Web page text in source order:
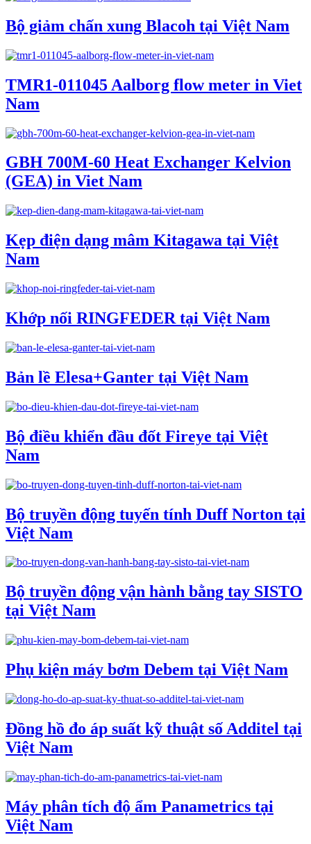
Bộ giảm chấn xung Blacoh tại Việt Nam
TMR1-011045 Aalborg flow meter in Viet
Nam
GBH 700M-60 Heat Exchanger Kelvion
(GEA) in Viet Nam
Kẹp điện dạng mâm Kitagawa tại Việt
Nam
Khớp nối RINGFEDER tại Việt Nam
Bản lề Elesa+Ganter tại Việt Nam
Bộ điều khiển đầu đốt Fireye tại Việt
Nam
Bộ truyền động tuyến tính Duff Norton tại
Việt Nam
Bộ truyền động vận hành bằng tay SISTO
tại Việt Nam
Phụ kiện máy bơm Debem tại Việt Nam
Đồng hồ đo áp suất kỹ thuật số Additel tại
Việt Nam
Máy phân tích độ ẩm Panametrics tại
Việt Nam